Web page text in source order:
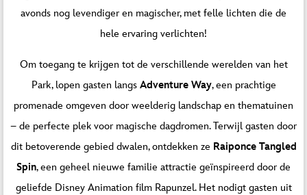
avonds nog levendiger en magischer, met felle lichten die de
hele ervaring verlichten!
Om toegang te krijgen tot de verschillende werelden van het
Park, lopen gasten langs Adventure Way, een prachtige
promenade omgeven door weelderig landschap en thematuinen
– de perfecte plek voor magische dagdromen. Terwijl gasten door
dit betoverende gebied dwalen, ontdekken ze Raiponce Tangled
Spin, een geheel nieuwe familie attractie geïnspireerd door de
geliefde Disney Animation film Rapunzel. Het nodigt gasten uit